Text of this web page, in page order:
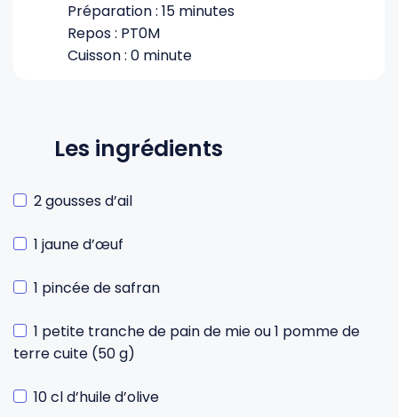
Préparation : 15 minutes
Repos : PT0M
Cuisson : 0 minute
Les ingrédients
2 gousses d’ail
1 jaune d’œuf
1 pincée de safran
1 petite tranche de pain de mie ou 1 pomme de
terre cuite (50 g)
10 cl d’huile d’olive